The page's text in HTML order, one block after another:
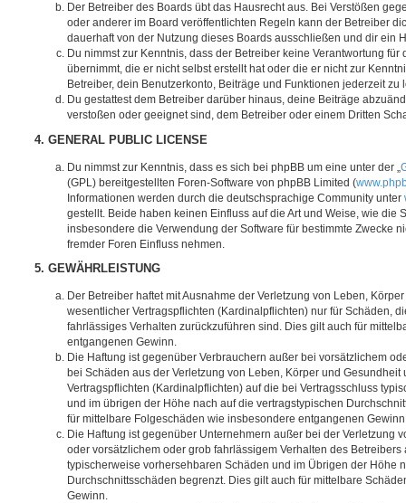
Der Betreiber des Boards übt das Hausrecht aus. Bei Verstößen
oder anderer im Board veröffentlichten Regeln kann der Betreiber
dauerhaft von der Nutzung dieses Boards ausschließen und dir ein
Du nimmst zur Kenntnis, dass der Betreiber keine Verantwortung für
übernimmt, die er nicht selbst erstellt hat oder die er nicht zur
Betreiber, dein Benutzerkonto, Beiträge und Funktionen jederzeit zu
Du gestattest dem Betreiber darüber hinaus, deine Beiträge
verstoßen oder geeignet sind, dem Betreiber oder einem Dritten
4. GENERAL PUBLIC LICENSE
Du nimmst zur Kenntnis, dass es sich bei phpBB um eine unter der „
(GPL) bereitgestellten Foren-Software von phpBB Limited (
Informationen werden durch die deutschsprachige Community unter
gestellt. Beide haben keinen Einfluss auf die Art und Weise, wie die
insbesondere die Verwendung der Software für bestimmte Zwecke
fremder Foren Einfluss nehmen.
5. GEWÄHRLEISTUNG
Der Betreiber haftet mit Ausnahme der Verletzung von Leben,
wesentlicher Vertragspflichten (Kardinalpflichten) nur für Schäden,
fahrlässiges Verhalten zurückzuführen sind. Dies gilt auch für
entgangenen Gewinn.
Die Haftung ist gegenüber Verbrauchern außer bei vorsätzlichem
bei Schäden aus der Verletzung von Leben, Körper und
Vertragspflichten (Kardinalpflichten) auf die bei Vertragsschluss
und im übrigen der Höhe nach auf die vertragstypischen
für mittelbare Folgeschäden wie insbesondere entgangenen
Die Haftung ist gegenüber Unternehmern außer bei der Verletzung
oder vorsätzlichem oder grob fahrlässigem Verhalten des Betreibers
typischerweise vorhersehbaren Schäden und im Übrigen der Höhe
Durchschnittsschäden begrenzt. Dies gilt auch für mittelbare
Gewinn.